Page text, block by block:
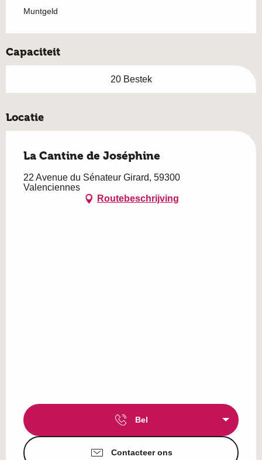
Muntgeld
Capaciteit
20 Bestek
Locatie
La Cantine de Joséphine
22 Avenue du Sénateur Girard, 59300
Valenciennes
Routebeschrijving
Bel
Contacteer ons